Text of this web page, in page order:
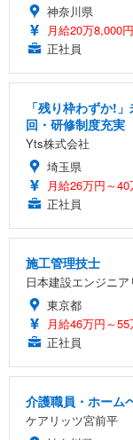
神奈川県
月給20万8,000
正社員
「残り枠わずか!
回・研修制度充実
Yts株式会社
埼玉県
月給26万円～40
正社員
施工管理技士
日本建設エンジニ
東京都
月給46万円～55
正社員
介護職員・ホーム
ケアリッツ宮前平